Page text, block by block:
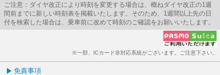
ご注意：ダイヤ改正により時刻を変更する場合は、概ねダイヤ改正の1週
間前までに新しい時刻表を掲載いたします。そのため、1週間以上先の日
付を検索した場合は、乗車前に改めて時刻のご確認をお願いいたします。
※一部、ICカード非対応系統がございます。ご注意下さい。
免責事項